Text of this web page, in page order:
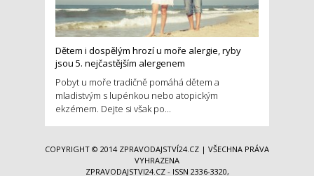
Dětem i dospělým hrozí u moře alergie, ryby
jsou 5. nejčastějším alergenem
Pobyt u moře tradičně pomáhá dětem a
mladistvým s lupénkou nebo atopickým
ekzémem. Dejte si však po...
COPYRIGHT © 2014 ZPRAVODAJSTVÍ24.CZ | VŠECHNA PRÁVA
VYHRAZENA
ZPRAVODAJSTVI24.CZ - ISSN 2336-3320,